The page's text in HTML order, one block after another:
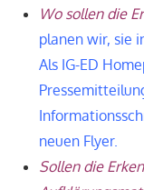
Wo sollen die
planen wir, sie
Als IG-ED
neuen Flyer.
Sollen die